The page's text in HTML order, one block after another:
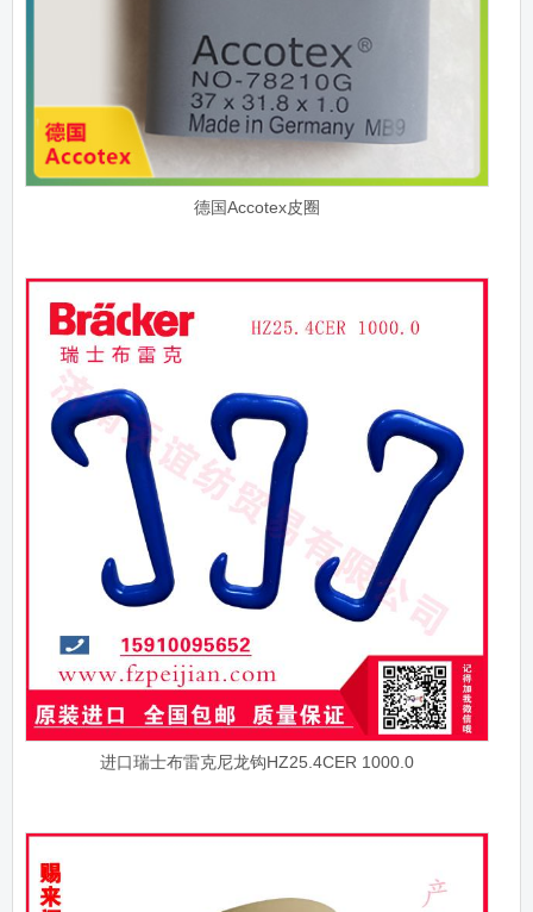
德国Accotex皮圈
进口瑞士布雷克尼龙钩HZ25.4CER 1000.0